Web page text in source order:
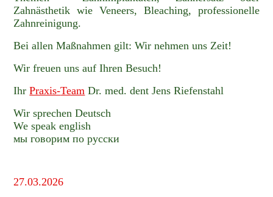
Zahnästhetik wie Veneers, Bleaching, professionelle
Zahnreinigung.
Bei allen Maßnahmen gilt: Wir nehmen uns Zeit!
Wir freuen uns auf Ihren Besuch!
IhrPraxis-Team Dr. med. dent Jens Riefenstahl
Wir sprechen Deutsch
We speak english
мы говорим по русски
27.03.2026